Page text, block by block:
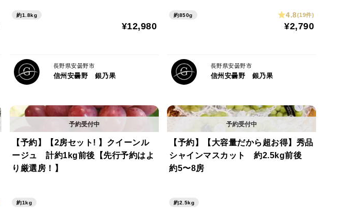
約1.8kg
¥12,980
長野県安曇野市
信州安曇野 銀乃果
約850g 4.8(19件)
¥2,790
長野県安曇野市
信州安曇野 銀乃果
【予約】【2房セット! 】クイーンル
ージュ 計約1kg前後【先行予約はよ
り厳選房！】
約1kg
【予約】【大容量だから超お得】秀品
シャインマスカット 約2.5kg前後
約5〜8房
約2.5kg